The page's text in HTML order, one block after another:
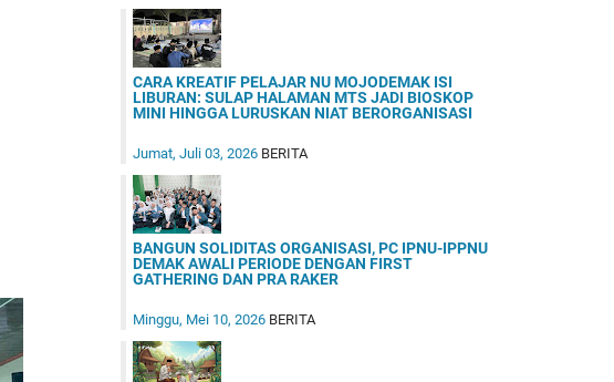
CARA KREATIF PELAJAR NU MOJODEMAK ISI
LIBURAN: SULAP HALAMAN MTS JADI BIOSKOP
MINI HINGGA LURUSKAN NIAT BERORGANISASI
Jumat, Juli 03, 2026 BERITA
BANGUN SOLIDITAS ORGANISASI, PC IPNU-IPPNU
DEMAK AWALI PERIODE DENGAN FIRST
GATHERING DAN PRA RAKER
Minggu, Mei 10, 2026 BERITA